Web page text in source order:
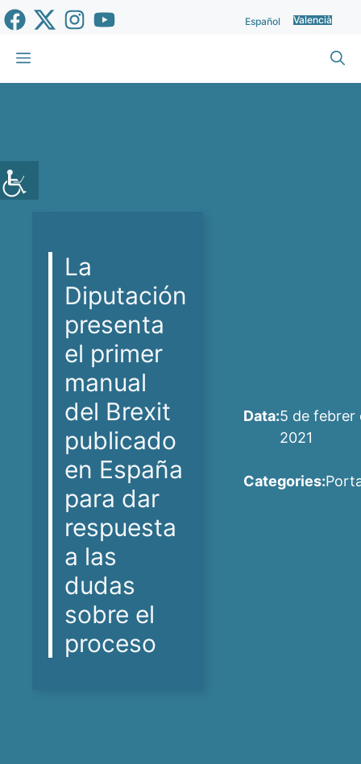
Vés
al
contingut
Español Valencià
Menu
La
Diputación
presenta
el primer
manual
del Brexit
publicado
en España
para dar
respuesta
a las
dudas
sobre el
proceso
Data:5 de febrer
2021
Categories: